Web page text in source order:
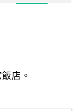
店。